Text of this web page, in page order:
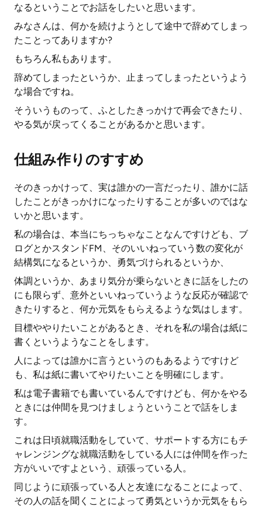
なるということでお話をしたいと思います。
みなさんは、何かを続けようとして途中で辞めてしまっ
たことってありますか?
もちろん私もあります。
辞めてしまったというか、止まってしまったというよう
な場合ですね。
そういうものって、ふとしたきっかけで再会できたり、
やる気が戻ってくることがあるかと思います。
仕組み作りのすすめ
そのきっかけって、実は誰かの一言だったり、誰かに話
したことがきっかけになったりすることが多いのではな
いかと思います。
私の場合は、本当にちっちゃなことなんですけども、ブ
ログとかスタンドFM、そのいいねっていう数の変化が
結構気になるというか、勇気づけられるというか、
体調というか、あまり気分が乗らないときに話をしたの
にも限らず、意外といいねっていうような反応が確認で
きたりすると、何か元気をもらえるような気はします。
目標ややりたいことがあるとき、それを私の場合は紙に
書くというようなことをします。
人によっては誰かに言うというのもあるようですけど
も、私は紙に書いてやりたいことを明確にします。
私は電子書籍でも書いているんですけども、何かをやる
ときには仲間を見つけましょうということで話をしま
す。
これは日頃就職活動をしていて、サポートする方にもチ
ャレンジングな就職活動をしている人には仲間を作った
方がいいですよという、頑張っている人。
同じように頑張っている人と友達になることによって、
その人の話を聞くことによって勇気というか元気をもら